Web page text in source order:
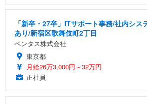
「新卒・27卒」ITサポート事務/社内シ
あり/新宿区歌舞伎町2丁目
ベンタス株式会社
東京都
月給26万3,000円～32万円
正社員